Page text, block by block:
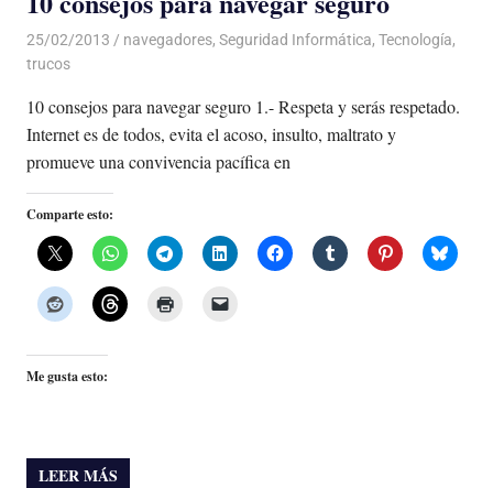
25/02/2013 Luis Castellanos
navegadores, Seguridad Informática, Tecnología,
trucos
10 consejos para navegar seguro 1.- Respeta y serás respetado.
Internet es de todos, evita el acoso, insulto, maltrato y
promueve una convivencia pacífica en
Comparte esto:
Me gusta esto:
LEER MÁS